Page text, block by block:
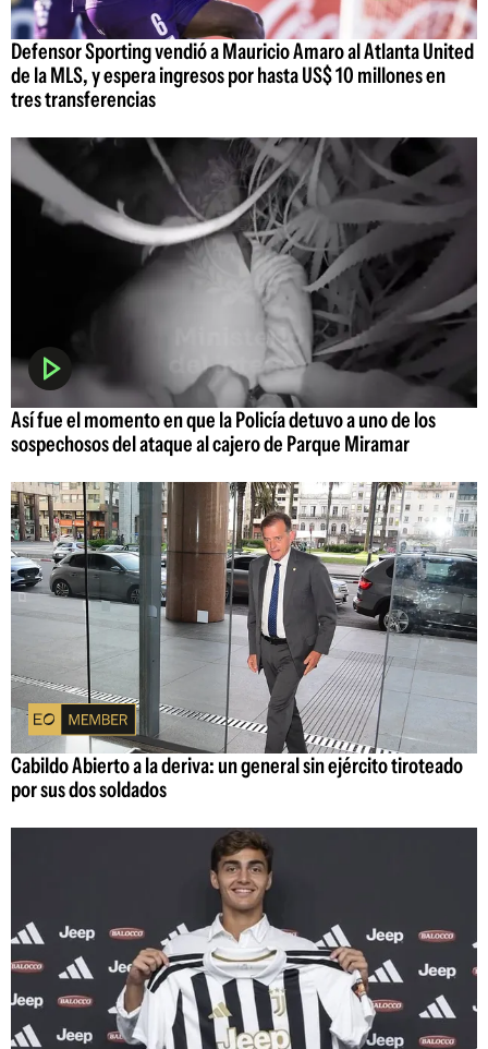
Defensor Sporting vendió a Mauricio Amaro al Atlanta United
de la MLS, y espera ingresos por hasta US$ 10 millones en
tres transferencias
Así fue el momento en que la Policía detuvo a uno de los
sospechosos del ataque al cajero de Parque Miramar
Cabildo Abierto a la deriva: un general sin ejército tiroteado
por sus dos soldados